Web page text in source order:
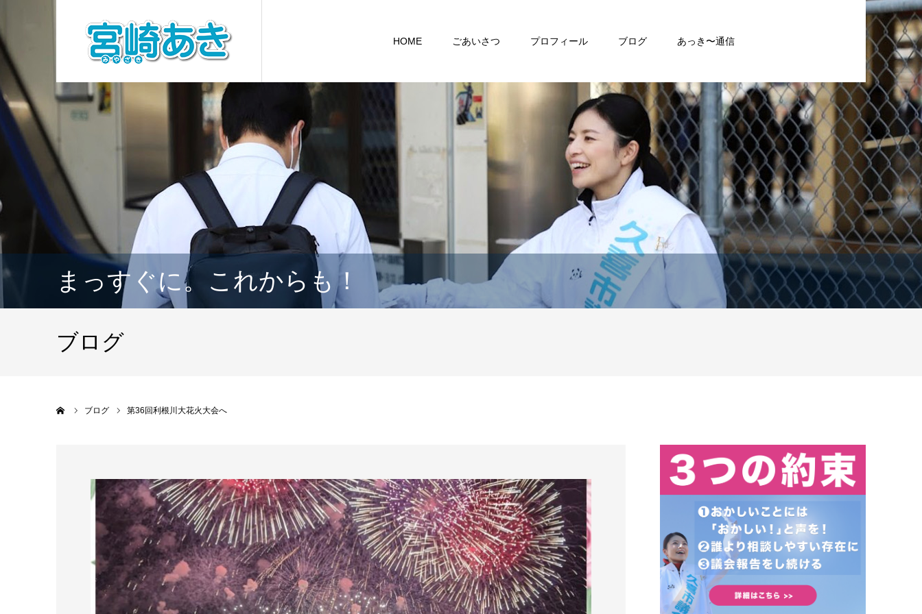
HOME ごあいさつ プロフィール ブログ あっき〜通信
まっすぐに。これからも！
ブログ
ブログ 第36回利根川大花火大会へ